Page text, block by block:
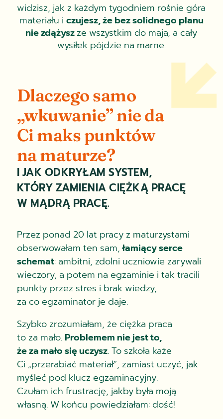
widzisz, jak z każdym tygodniem rośnie góra
materiału i czujesz, że bez solidnego planu
nie zdążyszze wszystkim do maja, a cały
wysiłek pójdzie na marne.
Dlaczego samo
„wkuwanie” nie da
Ci maks punktów
na maturze?
I JAK ODKRYŁAM SYSTEM,
KTÓRY ZAMIENIA CIĘŻKĄ PRACĘ
W MĄDRĄ PRACĘ.
Przez ponad 20 lat pracy z maturzystami
obserwowałam ten sam,łamiący serce
schemat: ambitni, zdolni uczniowie zarywali
wieczory, a potem na egzaminie i tak tracili
punkty przez stres i brak wiedzy,
za co egzaminator je daje.
Szybko zrozumiałam, że ciężka praca
to za mało. Problemem nie jest to,
że za mało się uczysz. To szkoła każe
Ci „przerabiać materiał”, zamiast uczyć, jak
myśleć pod klucz egzaminacyjny.
Czułam ich frustrację, jakby była moją
własną. W końcu powiedziałam: dość!